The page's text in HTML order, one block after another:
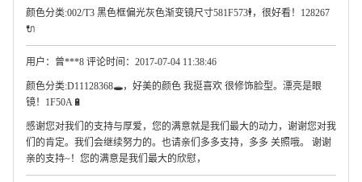
颜色分类:002/T3 黑色框偏光灰色渐变镜尺寸581F573🕴，很好看！128267
🔌
用户：曾***8 评论时间：2017-07-04 11:38:46
颜色分类:D11128368🕳，好美的颜色 我挺喜欢 很修饰脸型。漂亮是眼
镜！1F50A🔋
感谢您对我们的支持与厚爱，您的满意就是我们最大的动力，谢谢您对我
们的肯定。我们会继续努力的。也请亲们多多支持，多多 关照哦。 谢谢
亲的支持~！您的满意是我们最大的欣慰，